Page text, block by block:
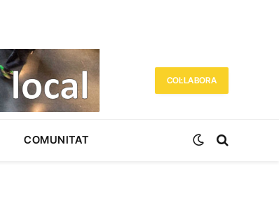
COL·LABORA
COMUNITAT